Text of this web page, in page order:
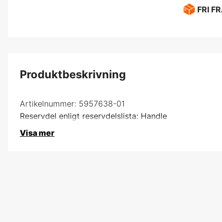
FRI
Produktbeskrivning
Artikelnummer: 5957638-01
Reservdel enligt reservdelslista: Handle
Visa mer